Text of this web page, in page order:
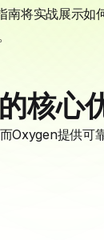
南将实战展示
核心
Oxygen提供